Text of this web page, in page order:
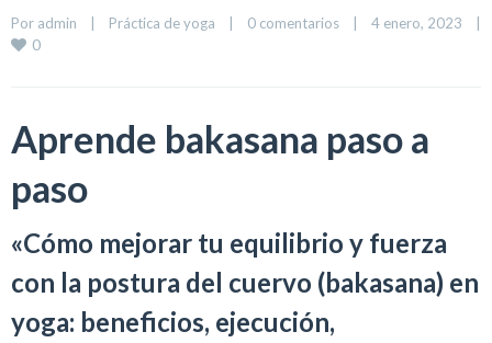
Por admin | Práctica de yoga | 0 comentarios | 4 enero, 2023 |
0
Aprende bakasana paso a
paso
«Cómo mejorar tu equilibrio y fuerza
con la postura del cuervo (bakasana) en
yoga: beneficios, ejecución,